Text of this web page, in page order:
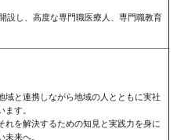
設し、高度な専門職医療人、専門職教育
域と連携しながら地域の人とともに実社
す。
れを解決するための知見と実践力を身に
来へ。